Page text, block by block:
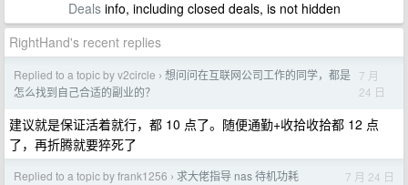
Dealsinfo, including closed deals, is not hidden
RightHand's recent replies
Replied to a topic by v2circle › 想问问在互联网公司工作的同学，都是
怎么找到自己合适的副业的？
7 月
24 日
建议就是保证活着就行，都 10 点了。随便通勤+收拾收拾都 12 点
了，再折腾就要猝死了
Replied to a topic by frank1256 › 求大佬指导 nas 待机功耗 7 月 24 日